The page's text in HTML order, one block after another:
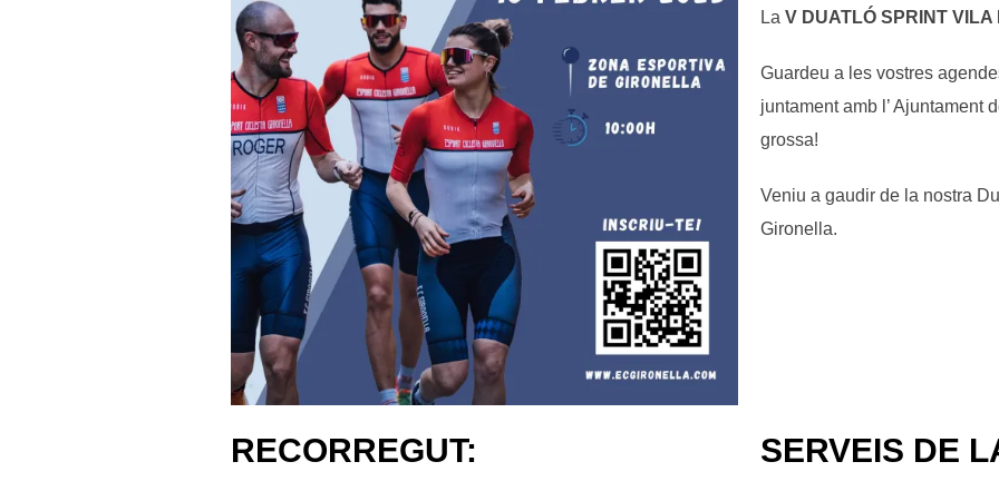
La V DUATLÓ SPRINT
Guardeu a les vostres
juntament amb l’ Ajuntament
grossa!
Veniu a gaudir de la nostra
Gironella.
RECORREGUT: SERVEIS DE